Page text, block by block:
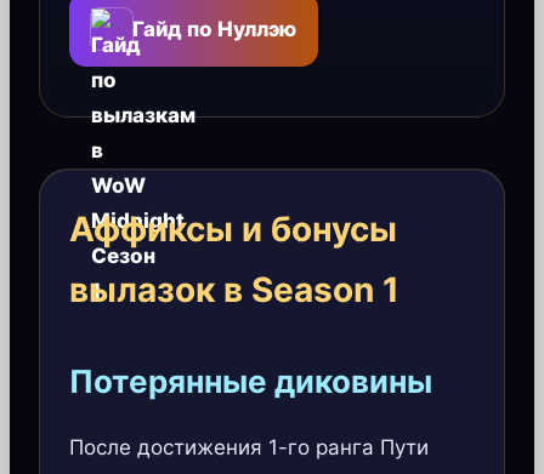
Гайд по Нуллэю
Аффиксы и бонусы
вылазок в Season 1
Потерянные диковины
После достижения 1-го ранга Пути